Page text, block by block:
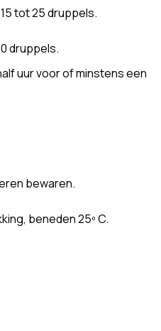
tot 25 druppels.
druppels.
uur voor of minstens een
bewaren.
beneden 25º C.